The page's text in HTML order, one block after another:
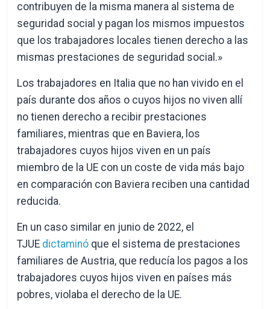
contribuyen de la misma manera al sistema de
seguridad social y pagan los mismos impuestos
que los trabajadores locales tienen derecho a las
mismas prestaciones de seguridad social.»
Los trabajadores en Italia que no han vivido en el
país durante dos años o cuyos hijos no viven allí
no tienen derecho a recibir prestaciones
familiares, mientras que en Baviera, los
trabajadores cuyos hijos viven en un país
miembro de la UE con un coste de vida más bajo
en comparación con Baviera reciben una cantidad
reducida.
En un caso similar en junio de 2022, el
TJUE dictaminó que el sistema de prestaciones
familiares de Austria, que reducía los pagos a los
trabajadores cuyos hijos viven en países más
pobres, violaba el derecho de la UE.